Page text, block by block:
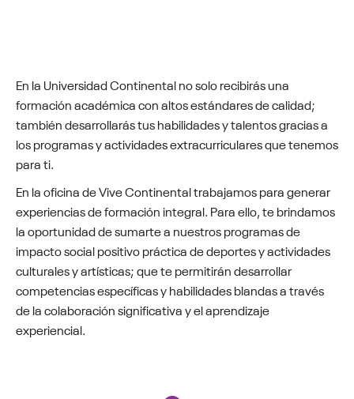
En la Universidad Continental no solo recibirás una
formación académica con altos estándares de calidad;
también desarrollarás tus habilidades y talentos gracias a
los programas y actividades extracurriculares que tenemos
para ti.
En la oficina de Vive Continental trabajamos para generar
experiencias de formación integral. Para ello, te brindamos
la oportunidad de sumarte a nuestros programas de
impacto social positivo práctica de deportes y actividades
culturales y artísticas; que te permitirán desarrollar
competencias específicas y habilidades blandas a través
de la colaboración significativa y el aprendizaje
experiencial.